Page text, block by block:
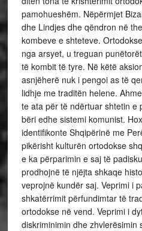
pamohueshëm. Nëpërmjet
dhe Lindjes dhe qëndron në
kombeve e shteteve.
nga arsyet, u treguan
të kombit të tyre. Në këtë
asnjëherë nuk i pengoi as të
lidhje me traditën helene.
te ata për të ndërtuar shtetin e
bëri edhe sistemi komunist.
identifikonte Shqipërinë me
pikërisht kulturën ortodokse
e ka përparimin e saj të
prodhojnë të njëjta shkaqe
veprojnë kundër saj. Veprimi i
shkatërrimit përfundimtar të
ortodokse në vend. Veprimi i
diskriminimin dhe zhvlerësimin